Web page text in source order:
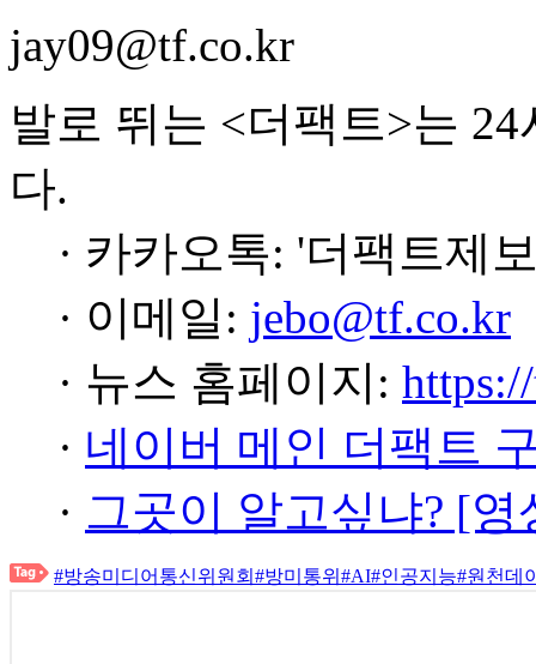
jay09@tf.co.kr
발로 뛰는 <더팩트>는
다.
· 카카오톡: '더팩트제
· 이메일: jebo@tf.co.kr
· 뉴스 홈페이지:
· 네이버 메인 더팩트
· 그곳이 알고싶냐? [
#방송미디어통신위원회 #방미통위 #AI#인공지능#원천데